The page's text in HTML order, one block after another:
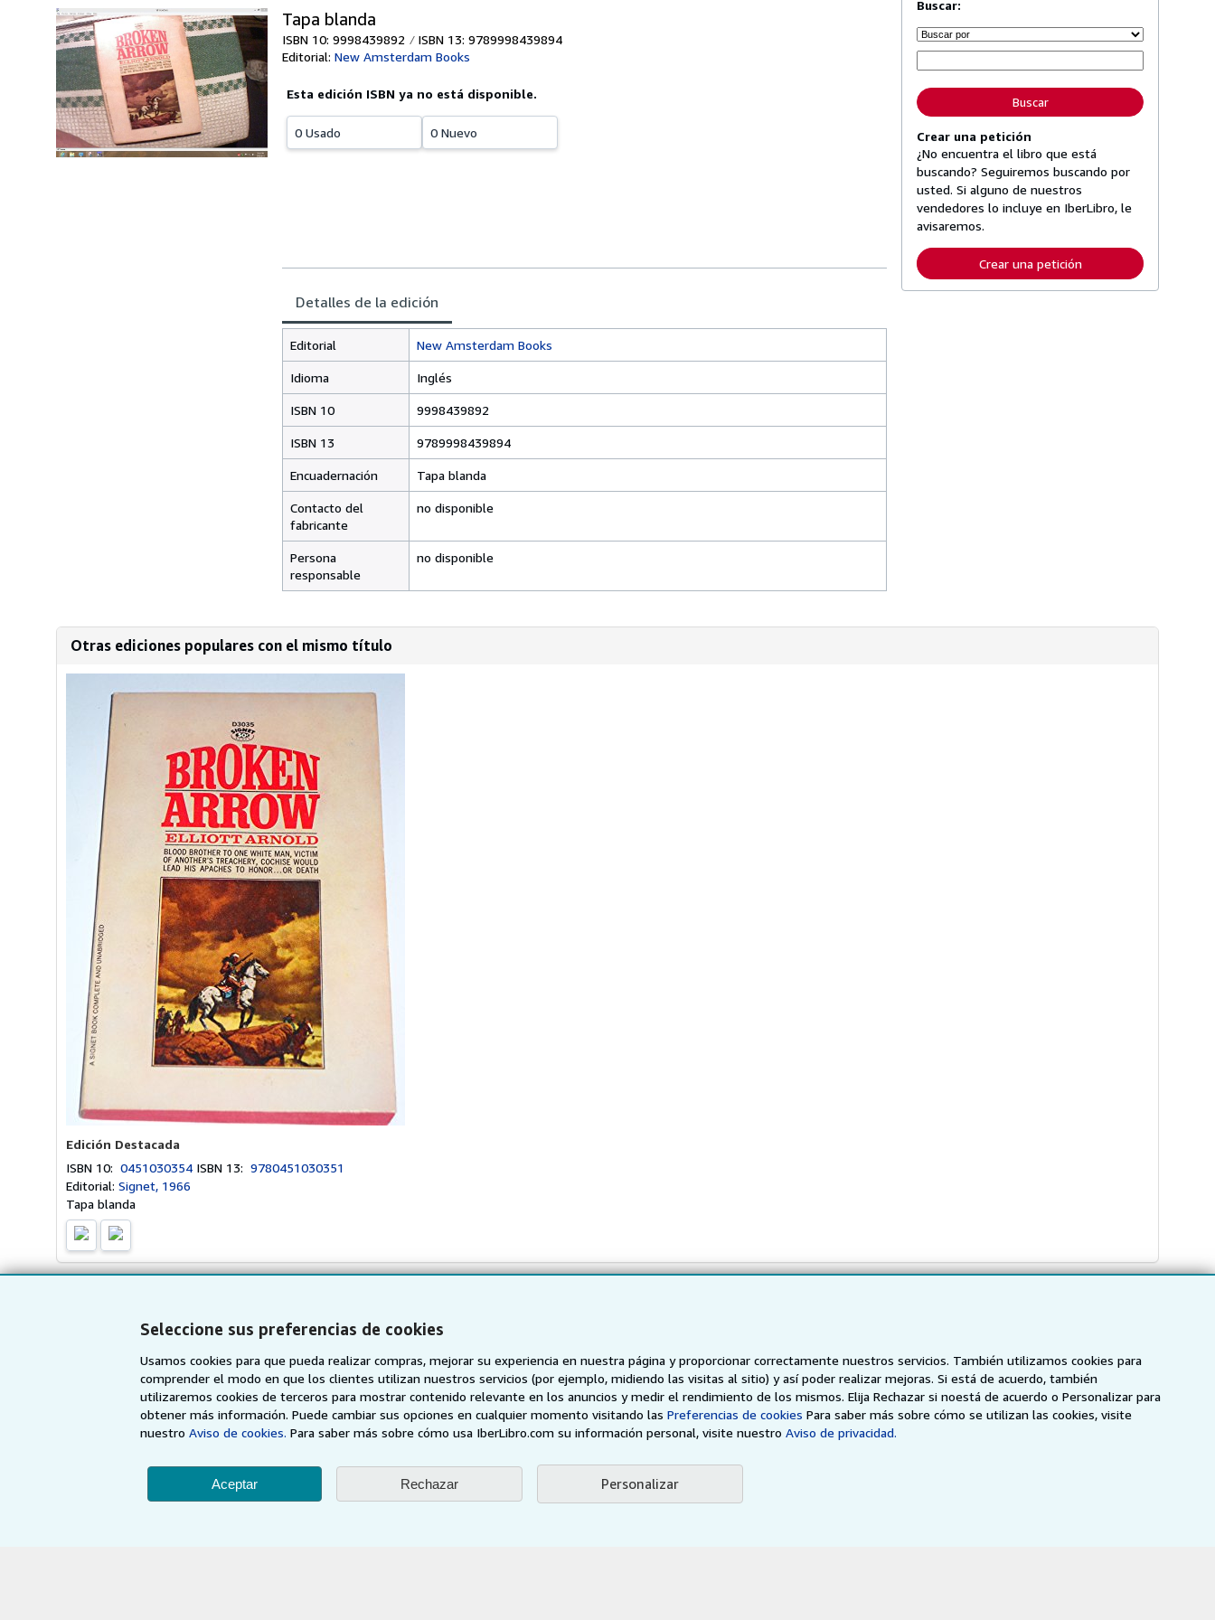
Seleccione sus preferencias de cookies
Usamos cookies para que pueda realizar compras, mejorar su experiencia en nuestra página y proporcionar correctamente nuestros servicios. También utilizamos cookies para
comprender el modo en que los clientes utilizan nuestros servicios (por ejemplo, midiendo las visitas al sitio) y así poder realizar mejoras. Si está de acuerdo, también
utilizaremos cookies de terceros para mostrar contenido relevante en los anuncios y medir el rendimiento de los mismos. Elija Rechazar si noestá de acuerdo o Personalizar para
obtener más información. Puede cambiar sus opciones en cualquier momento visitando las Preferencias de cookies Para saber más sobre cómo se utilizan las cookies, visite
nuestroAviso de cookies. Para saber más sobre cómo usa IberLibro.com su información personal, visite nuestroAviso de privacidad.
Aceptar Rechazar Personalizar
Tapa blanda
ISBN 10: 9998439892
ISBN 13: 9789998439894
Editorial: New Amsterdam Books
Esta edición ISBN ya no está disponible.
0 Usado 0 Nuevo
Detalles de la edición
Editorial New Amsterdam Books
Idioma Inglés
ISBN 10 9998439892
ISBN 13 9789998439894
Encuadernación Tapa blanda
Contacto del
fabricante
no disponible
Persona
responsable
no disponible
Buscar:
Buscar
Crear una petición
¿No encuentra el libro que está
buscando? Seguiremos buscando por
usted. Si alguno de nuestros
vendedores lo incluye en IberLibro, le
avisaremos.
Crear una petición
Otras ediciones populares con el mismo título
Edición Destacada
ISBN 10: 0451030354 ISBN 13: 9780451030351
Editorial: Signet, 1966
Tapa blanda
Compre con nosotros
Búsqueda avanzada
Mis pedidos
Venda con nosotros
Comenzar a vender
Recomiende un vendedor
Sobre nosotros
Sobre IberLibro
Política de Privacidad
Obtener Ayuda
Preguntas frecuentes y guías
Siga a IberLibro